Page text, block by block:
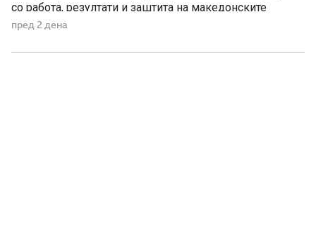
со работа, резултати и заштита на македонските
национални и државни интереси. По седумгодишното
впечаток дека е сериозна опозиција. Но, граѓаните
пред 2 дена